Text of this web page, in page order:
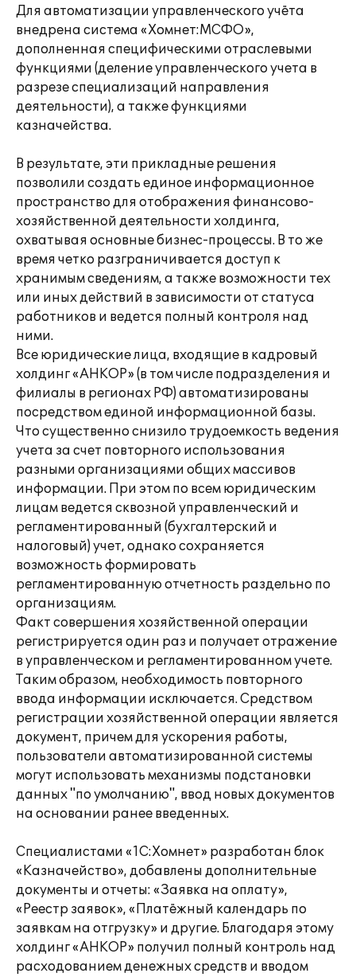
Для автоматизации управленческого учёта
внедрена система «Хомнет:МСФО»,
дополненная специфическими отраслевыми
функциями (деление управленческого учета в
разрезе специализаций направления
деятельности), а также функциями
казначейства.
В результате, эти прикладные решения
позволили создать единое информационное
пространство для отображения финансово-
хозяйственной деятельности холдинга,
охватывая основные бизнес-процессы. В то же
время четко разграничивается доступ к
хранимым сведениям, а также возможности тех
или иных действий в зависимости от статуса
работников и ведется полный контроля над
ними.
Все юридические лица, входящие в кадровый
холдинг «АНКОР» (в том числе подразделения и
филиалы в регионах РФ) автоматизированы
посредством единой информационной базы.
Что существенно снизило трудоемкость ведения
учета за счет повторного использования
разными организациями общих массивов
информации. При этом по всем юридическим
лицам ведется сквозной управленческий и
регламентированный (бухгалтерский и
налоговый) учет, однако сохраняется
возможность формировать
регламентированную отчетность раздельно по
организациям.
Факт совершения хозяйственной операции
регистрируется один раз и получает отражение
в управленческом и регламентированном учете.
Таким образом, необходимость повторного
ввода информации исключается. Средством
регистрации хозяйственной операции является
документ, причем для ускорения работы,
пользователи автоматизированной системы
могут использовать механизмы подстановки
данных "по умолчанию", ввод новых документов
на основании ранее введенных.
Специалистами «1С:Хомнет» разработан блок
«Казначейство», добавлены дополнительные
документы и отчеты: «Заявка на оплату»,
«Реестр заявок», «Платёжный календарь по
заявкам на отгрузку» и другие. Благодаря этому
холдинг «АНКОР» получил полный контроль над
расходованием денежных средств и вводом